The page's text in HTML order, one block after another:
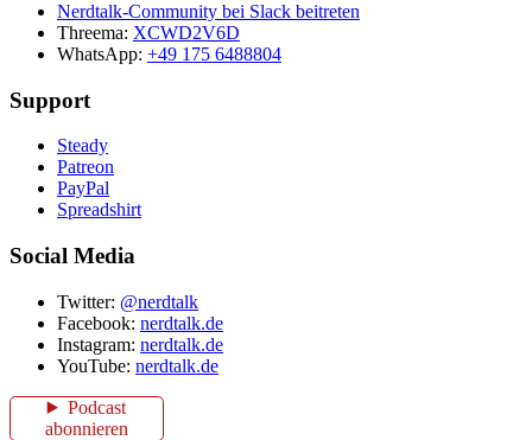
Nerdtalk-Community bei Slack beitreten
Threema: XCWD2V6D
WhatsApp: +49 175 6488804
Support
Steady
Patreon
PayPal
Spreadshirt
Social Media
Twitter: @nerdtalk
Facebook: nerdtalk.de
Instagram: nerdtalk.de
YouTube: nerdtalk.de
Podcast
abonnieren